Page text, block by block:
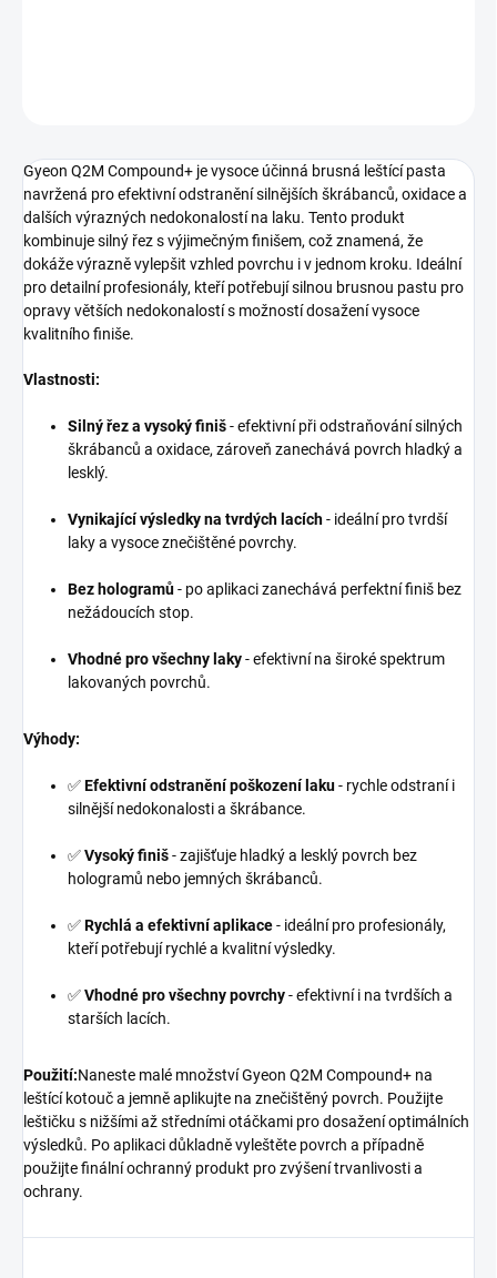
Gyeon Q2M Compound+ je vysoce účinná brusná leštící pasta
navržená pro efektivní odstranění silnějších škrábanců, oxidace a
dalších výrazných nedokonalostí na laku. Tento produkt
kombinuje silný řez s výjimečným finišem, což znamená, že
dokáže výrazně vylepšit vzhled povrchu i v jednom kroku. Ideální
pro detailní profesionály, kteří potřebují silnou brusnou pastu pro
opravy větších nedokonalostí s možností dosažení vysoce
kvalitního finiše.
Vlastnosti:
Silný řez a vysoký finiš- efektivní při odstraňování silných
škrábanců a oxidace, zároveň zanechává povrch hladký a
lesklý.
Vynikající výsledky na tvrdých lacích- ideální pro tvrdší
laky a vysoce znečištěné povrchy.
Bez hologramů- po aplikaci zanechává perfektní finiš bez
nežádoucích stop.
Vhodné pro všechny laky- efektivní na široké spektrum
lakovaných povrchů.
Výhody:
✅Efektivní odstranění poškození laku- rychle odstraní i
silnější nedokonalosti a škrábance.
✅Vysoký finiš- zajišťuje hladký a lesklý povrch bez
hologramů nebo jemných škrábanců.
✅Rychlá a efektivní aplikace- ideální pro profesionály,
kteří potřebují rychlé a kvalitní výsledky.
✅Vhodné pro všechny povrchy- efektivní i na tvrdších a
starších lacích.
Použití:Naneste malé množství Gyeon Q2M Compound+ na
leštící kotouč a jemně aplikujte na znečištěný povrch. Použijte
leštičku s nižšími až středními otáčkami pro dosažení optimálních
výsledků. Po aplikaci důkladně vyleštěte povrch a případně
použijte finální ochranný produkt pro zvýšení trvanlivosti a
ochrany.